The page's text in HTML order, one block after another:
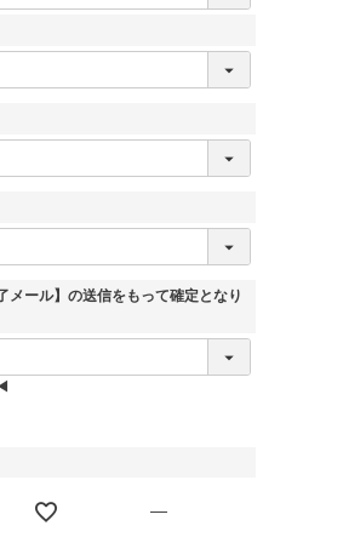
メール】の送信をもって確定となり
—